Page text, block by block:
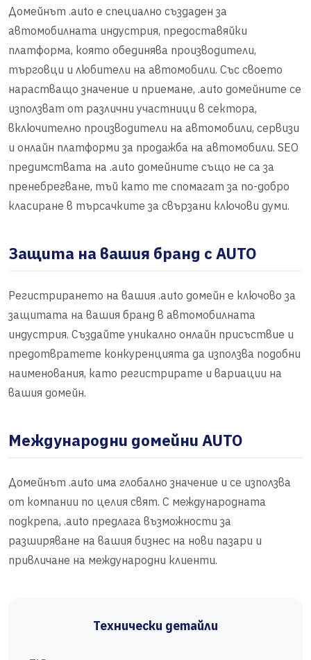
Домейнът .auto е специално създаден за
автомобилната индустрия, предоставяйки
платформа, която обединява производители,
търговци и любители на автомобили. Със своето
нарастващо значение и приемане, .auto домейните се
използват от различни участници в сектора,
включително производители на автомобили, сервизи
и онлайн платформи за продажба на автомобили. SEO
предимствата на .auto домейните също не са за
пренебрегване, тъй като те спомагат за по-добро
класиране в търсачките за свързани ключови думи.
Защита на вашия бранд с AUTO
Регистрирането на вашия .auto домейн е ключово за
защитата на вашия бранд в автомобилната
индустрия. Създайте уникално онлайн присъствие и
предотвратете конкуренцията да използва подобни
наименования, като регистрирате и вариации на
вашия домейн.
Международни домейни AUTO
Домейнът .auto има глобално значение и се използва
от компании по целия свят. С международната
подкрепа, .auto предлага възможности за
разширяване на вашия бизнес на нови пазари и
привличане на международни клиенти.
Технически детайли